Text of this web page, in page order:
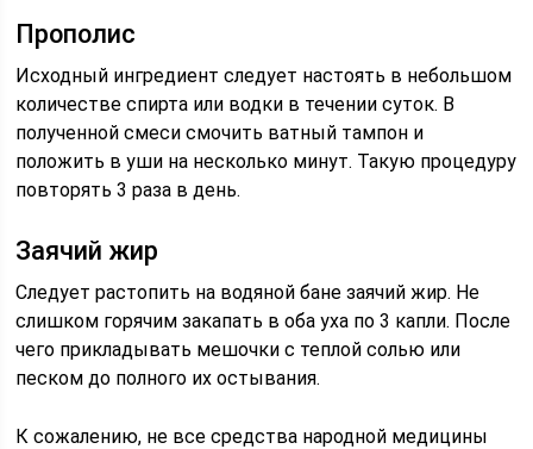
Прополис
Исходный ингредиент следует настоять в небольшом
количестве спирта или водки в течении суток. В
полученной смеси смочить ватный тампон и
положить в уши на несколько минут. Такую процедуру
повторять 3 раза в день.
Заячий жир
Следует растопить на водяной бане заячий жир. Не
слишком горячим закапать в оба уха по 3 капли. После
чего прикладывать мешочки с теплой солью или
песком до полного их остывания.
К сожалению, не все средства народной медицины